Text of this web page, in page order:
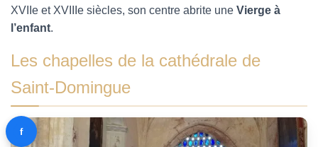
XVIIe et XVIIIe siècles, son centre abrite une Vierge à
l’enfant.
Les chapelles de la cathédrale de
Saint-Domingue
f